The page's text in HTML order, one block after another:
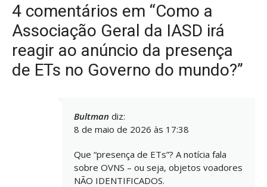
4 comentários em “Como a
Associação Geral da IASD irá
reagir ao anúncio da presença
de ETs no Governo do mundo?”
Bultman diz:
8 de maio de 2026 às 17:38
Que “presença de ETs”? A notícia fala
sobre OVNS – ou seja, objetos voadores
NÃO IDENTIFICADOS.